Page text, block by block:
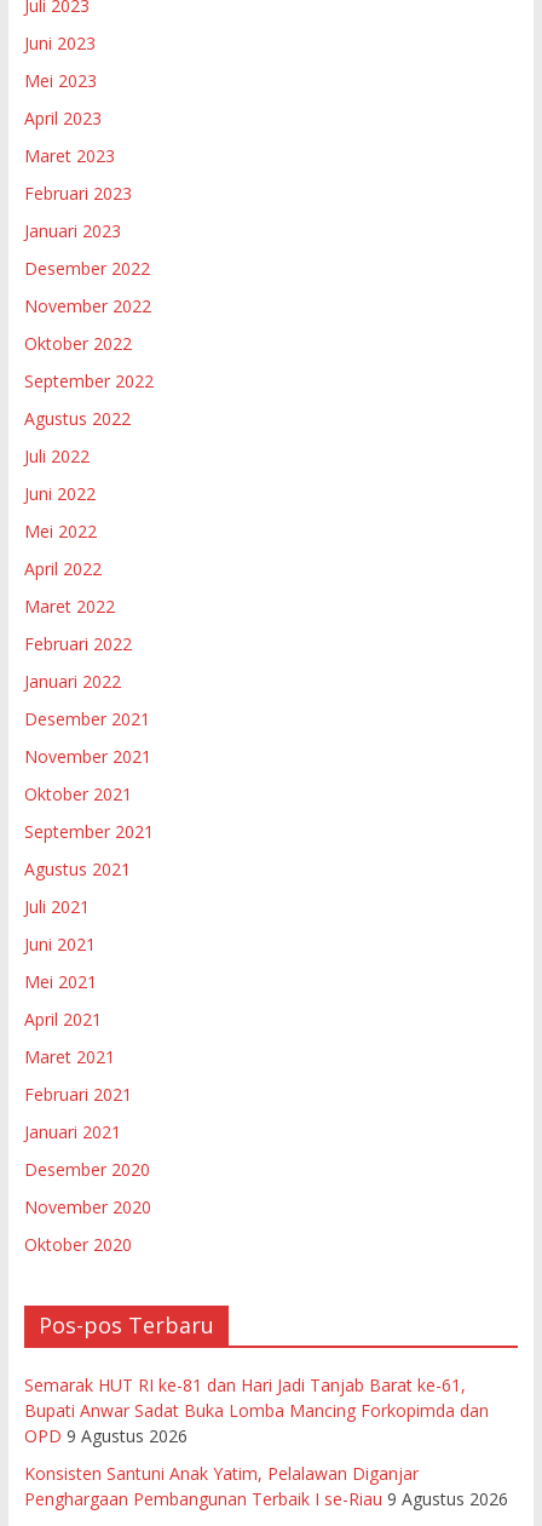
Juli 2023
Juni 2023
Mei 2023
April 2023
Maret 2023
Februari 2023
Januari 2023
Desember 2022
November 2022
Oktober 2022
September 2022
Agustus 2022
Juli 2022
Juni 2022
Mei 2022
April 2022
Maret 2022
Februari 2022
Januari 2022
Desember 2021
November 2021
Oktober 2021
September 2021
Agustus 2021
Juli 2021
Juni 2021
Mei 2021
April 2021
Maret 2021
Februari 2021
Januari 2021
Desember 2020
November 2020
Oktober 2020
Pos-pos Terbaru
Semarak HUT RI ke-81 dan Hari Jadi Tanjab Barat ke-61,
Bupati Anwar Sadat Buka Lomba Mancing Forkopimda dan
OPD 9 Agustus 2026
Konsisten Santuni Anak Yatim, Pelalawan Diganjar
Penghargaan Pembangunan Terbaik I se-Riau 9 Agustus 2026